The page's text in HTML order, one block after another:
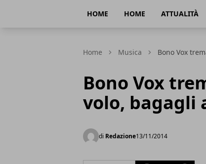
HOME HOME ATTUALITÀ
Home Musica Bono Vox
Bono Vox
volo, bagagli
di Redazione13/11/2014